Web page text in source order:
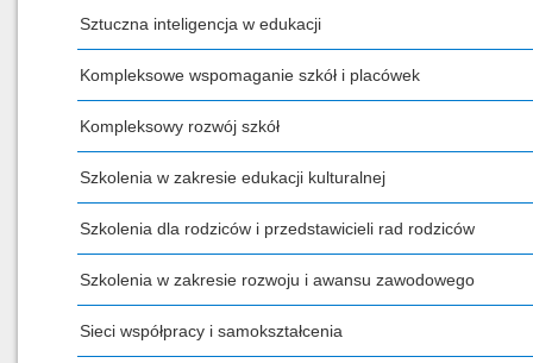
Sztuczna inteligencja w edukacji
Kompleksowe wspomaganie szkół i placówek
Kompleksowy rozwój szkół
Szkolenia w zakresie edukacji kulturalnej
Szkolenia dla rodziców i przedstawicieli rad rodziców
Szkolenia w zakresie rozwoju i awansu zawodowego
Sieci współpracy i samokształcenia